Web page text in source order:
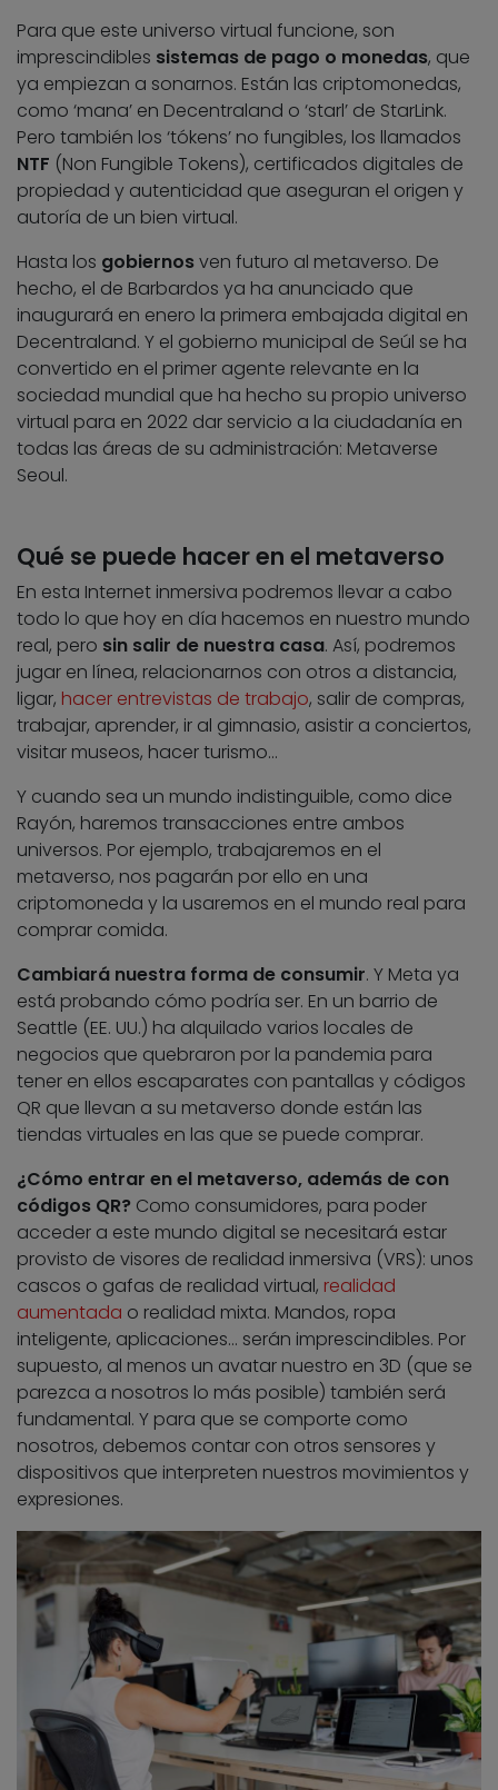
Para que este universo virtual funcione, son
imprescindibles sistemas de pago o monedas, que
ya empiezan a sonarnos. Están las criptomonedas,
como ‘mana’ en Decentraland o ‘starl’ de StarLink.
Pero también los ‘tókens’ no fungibles, los llamados
NTF (Non Fungible Tokens), certificados digitales de
propiedad y autenticidad que aseguran el origen y
autoría de un bien virtual.
Hasta los gobiernosven futuro al metaverso. De
hecho, el de Barbardos ya ha anunciado que
inaugurará en enero la primera embajada digital en
Decentraland. Y el gobierno municipal de Seúl se ha
convertido en el primer agente relevante en la
sociedad mundial que ha hecho su propio universo
virtual para en 2022 dar servicio a la ciudadanía en
todas las áreas de su administración: Metaverse
Seoul.
Qué se puede hacer en el metaverso
En esta Internet inmersiva podremos llevar a cabo
todo lo que hoy en día hacemos en nuestro mundo
real, pero sin salir de nuestra casa. Así, podremos
jugar en línea, relacionarnos con otros a distancia,
ligar, hacer entrevistas de trabajo, salir de compras,
trabajar, aprender, ir al gimnasio, asistir a conciertos,
visitar museos, hacer turismo…
Y cuando sea un mundo indistinguible, como dice
Rayón, haremos transacciones entre ambos
universos. Por ejemplo, trabajaremos en el
metaverso, nos pagarán por ello en una
criptomoneda y la usaremos en el mundo real para
comprar comida.
Cambiará nuestra forma de consumir. Y Meta ya
está probando cómo podría ser. En un barrio de
Seattle (EE. UU.) ha alquilado varios locales de
negocios que quebraron por la pandemia para
tener en ellos escaparates con pantallas y códigos
QR que llevan a su metaverso donde están las
tiendas virtuales en las que se puede comprar.
¿Cómo entrar en el metaverso, además de con
códigos QR? Como consumidores, para poder
acceder a este mundo digital se necesitará estar
provisto de visores de realidad inmersiva (VRS): unos
cascos o gafas de realidad virtual, realidad
aumentada o realidad mixta. Mandos, ropa
inteligente, aplicaciones… serán imprescindibles. Por
supuesto, al menos un avatar nuestro en 3D (que se
parezca a nosotros lo más posible) también será
fundamental. Y para que se comporte como
nosotros, debemos contar con otros sensores y
dispositivos que interpreten nuestros movimientos y
expresiones.